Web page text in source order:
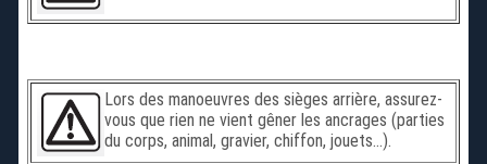
Lors des manoeuvres des sièges arrière, assurez-
vous que rien ne vient gêner les ancrages (parties
du corps, animal, gravier, chiffon, jouets...).